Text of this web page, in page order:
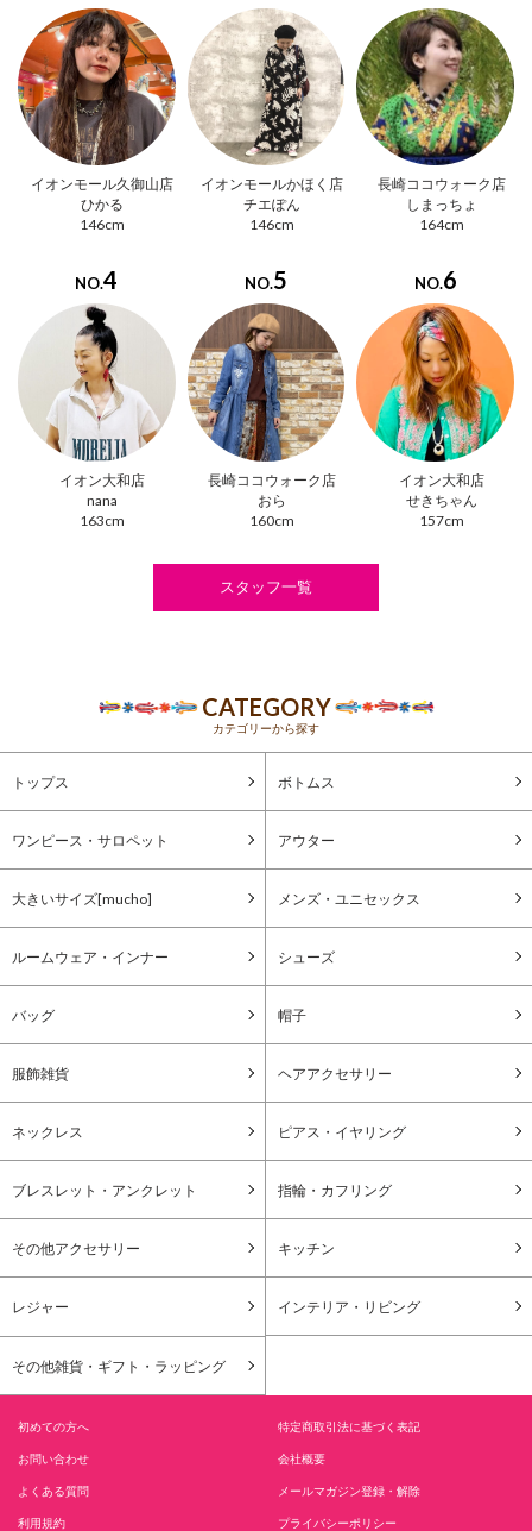
イオンモール久御山店
ひかる
146cm
イオンモールかほく店
チエぽん
146cm
長崎ココウォーク店
しまっちょ
164cm
NO.4
イオン大和店
nana
163cm
NO.5
長崎ココウォーク店
おら
160cm
NO.6
イオン大和店
せきちゃん
157cm
スタッフ一覧
CATEGORY
カテゴリーから探す
トップス ボトムス
ワンピース・サロペット アウター
大きいサイズ[mucho] メンズ・ユニセックス
ルームウェア・インナー シューズ
バッグ 帽子
服飾雑貨 ヘアアクセサリー
ネックレス ピアス・イヤリング
ブレスレット・アンクレット 指輪・カフリング
その他アクセサリー キッチン
レジャー インテリア・リビング
その他雑貨・ギフト・ラッピング
初めての方へ 特定商取引法に基づく表記
お問い合わせ 会社概要
よくある質問 メールマガジン登録・解除
利用規約 プライバシーポリシー